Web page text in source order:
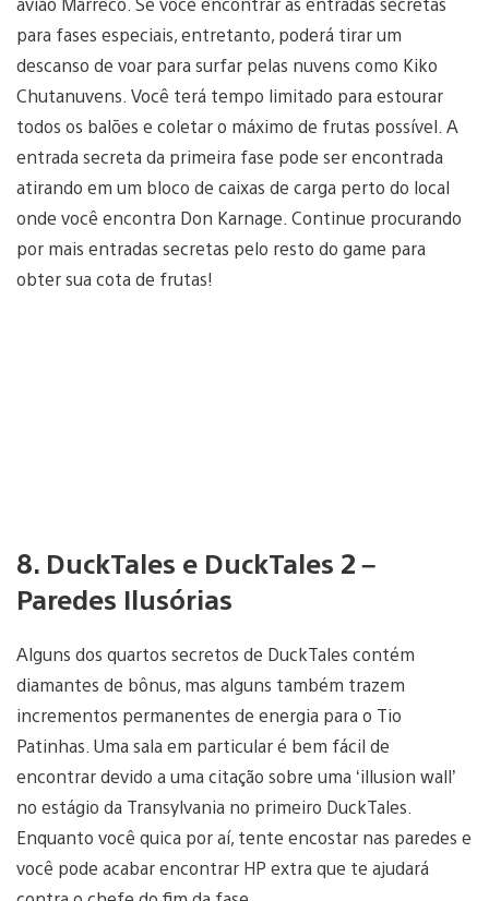
para fases especiais, entretanto, poderá tirar um
descanso de voar para surfar pelas nuvens como Kiko
Chutanuvens. Você terá tempo limitado para estourar
todos os balões e coletar o máximo de frutas possível. A
entrada secreta da primeira fase pode ser encontrada
atirando em um bloco de caixas de carga perto do local
onde você encontra Don Karnage. Continue procurando
por mais entradas secretas pelo resto do game para
obter sua cota de frutas!
8. DuckTales e DuckTales 2 –
Paredes Ilusórias
Alguns dos quartos secretos de DuckTales contém
diamantes de bônus, mas alguns também trazem
incrementos permanentes de energia para o Tio
Patinhas. Uma sala em particular é bem fácil de
encontrar devido a uma citação sobre uma ‘illusion wall’
no estágio da Transylvania no primeiro DuckTales.
Enquanto você quica por aí, tente encostar nas paredes e
você pode acabar encontrar HP extra que te ajudará